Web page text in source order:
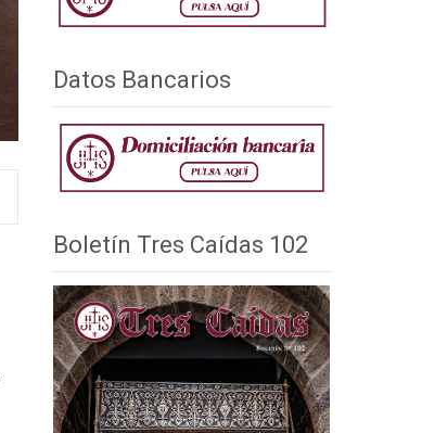
Datos Bancarios
Boletín Tres Caídas 102